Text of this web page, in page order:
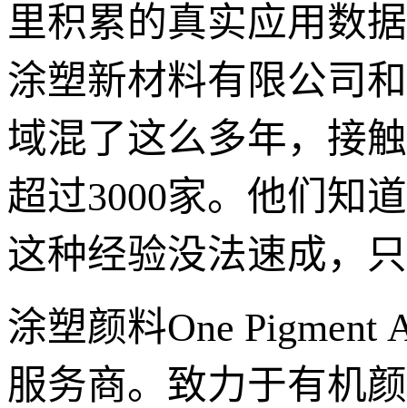
里积累的真实应用数
涂塑新材料有限公司
域混了这么多年，接
超过3000家。他们知
这种经验没法速成，
涂塑颜料One
服务商。致力于有机